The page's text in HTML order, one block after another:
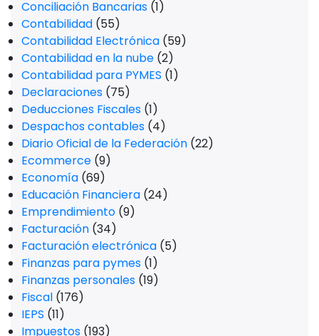
Conciliación Bancarias (1)
Contabilidad (55)
Contabilidad Electrónica (59)
Contabilidad en la nube (2)
Contabilidad para PYMES (1)
Declaraciones (75)
Deducciones Fiscales (1)
Despachos contables (4)
Diario Oficial de la Federación (22)
Ecommerce (9)
Economía (69)
Educación Financiera (24)
Emprendimiento (9)
Facturación (34)
Facturación electrónica (5)
Finanzas para pymes (1)
Finanzas personales (19)
Fiscal (176)
IEPS (11)
Impuestos (193)